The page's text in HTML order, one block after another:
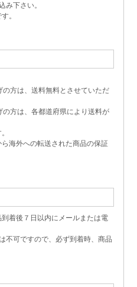
み下さい。
。
方は、送料無料とさせていただ
方は、各都道府県により送料が
海外への転送された商品の保証
着後７日以内にメールまたは電
不可ですので、必ず到着時、商品